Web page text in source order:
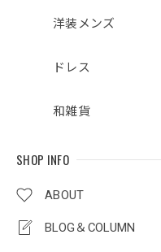
洋装メンズ
ドレス
和雑貨
SHOP INFO
ABOUT
BLOG＆COLUMN